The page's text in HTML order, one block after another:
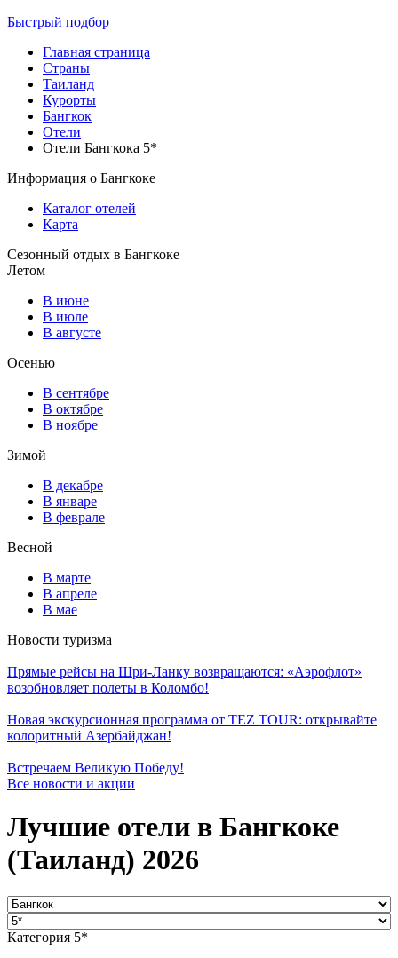
Быстрый подбор
Главная страница
Cтраны
Таиланд
Курорты
Бангкок
Отели
Отели Бангкока 5*
Информация о Бангкоке
Каталог отелей
Карта
Сезонный отдых в Бангкоке
Летом
В июне
В июле
В августе
Осенью
В сентябре
В октябре
В ноябре
Зимой
В декабре
В январе
В феврале
Весной
В марте
В апреле
В мае
Новости туризма
Прямые рейсы на Шри-Ланку возвращаются: «Аэрофлот»
возобновляет полеты в Коломбо!
Новая экскурсионная программа от TEZ TOUR: открывайте
колоритный Азербайджан!
Встречаем Великую Победу!
Все новости и акции
Лучшие отели в Бангкоке
(Таиланд) 2026
Категория 5*